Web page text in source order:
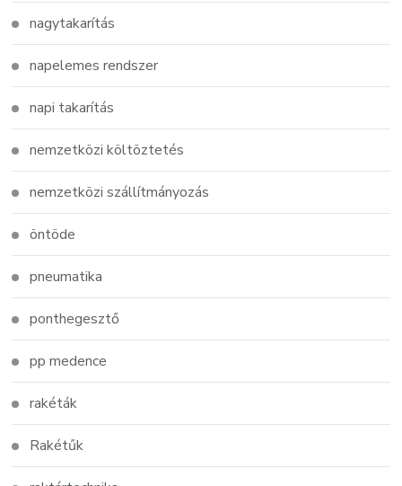
nagytakarítás
napelemes rendszer
napi takarítás
nemzetközi költöztetés
nemzetközi szállítmányozás
öntöde
pneumatika
ponthegesztő
pp medence
rakéták
Rakétűk